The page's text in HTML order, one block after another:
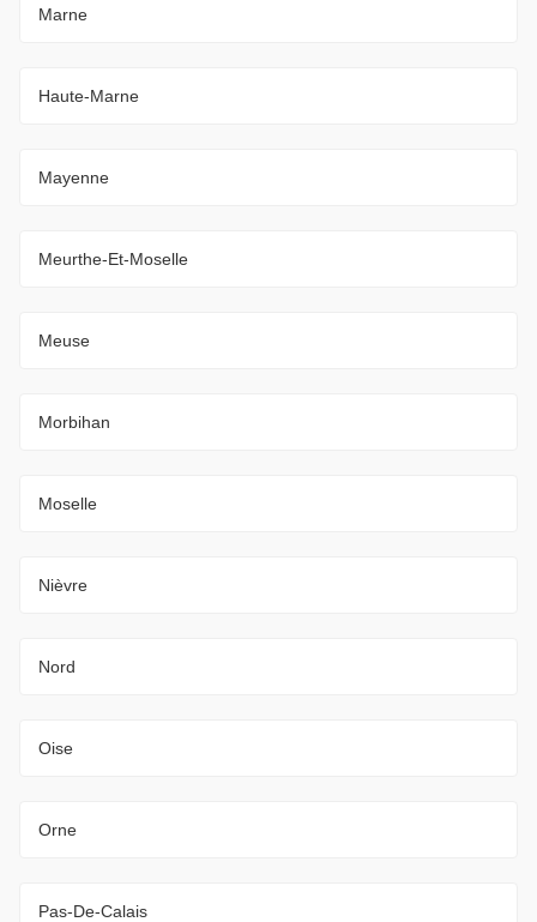
Marne
Haute-Marne
Mayenne
Meurthe-Et-Moselle
Meuse
Morbihan
Moselle
Nièvre
Nord
Oise
Orne
Pas-De-Calais